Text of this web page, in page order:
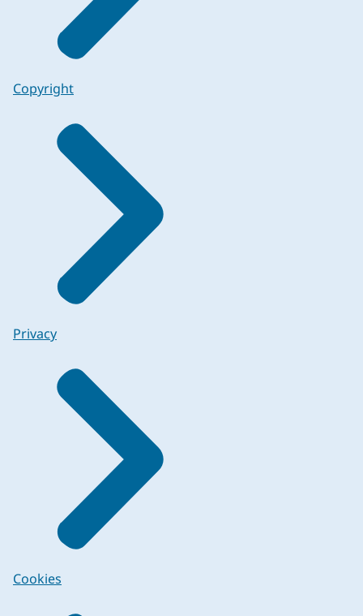
Copyright
Privacy
Cookies